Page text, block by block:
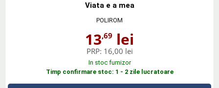
Viata e a mea
POLIROM
13,69 lei
PRP: 16,00 lei
In stoc furnizor
Timp confirmare stoc: 1 - 2 zile lucratoare